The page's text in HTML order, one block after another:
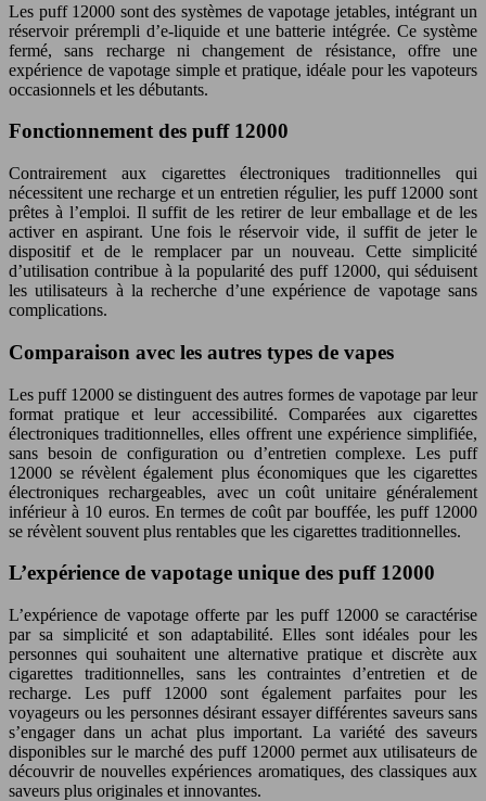
Les puff 12000 sont des systèmes de vapotage jetables, intégrant un
réservoir prérempli d’e-liquide et une batterie intégrée. Ce système
fermé, sans recharge ni changement de résistance, offre une
expérience de vapotage simple et pratique, idéale pour les vapoteurs
occasionnels et les débutants.
Fonctionnement des puff 12000
Contrairement aux cigarettes électroniques traditionnelles qui
nécessitent une recharge et un entretien régulier, les puff 12000 sont
prêtes à l’emploi. Il suffit de les retirer de leur emballage et de les
activer en aspirant. Une fois le réservoir vide, il suffit de jeter le
dispositif et de le remplacer par un nouveau. Cette simplicité
d’utilisation contribue à la popularité des puff 12000, qui séduisent
les utilisateurs à la recherche d’une expérience de vapotage sans
complications.
Comparaison avec les autres types de vapes
Les puff 12000 se distinguent des autres formes de vapotage par leur
format pratique et leur accessibilité. Comparées aux cigarettes
électroniques traditionnelles, elles offrent une expérience simplifiée,
sans besoin de configuration ou d’entretien complexe. Les puff
12000 se révèlent également plus économiques que les cigarettes
électroniques rechargeables, avec un coût unitaire généralement
inférieur à 10 euros. En termes de coût par bouffée, les puff 12000
se révèlent souvent plus rentables que les cigarettes traditionnelles.
L’expérience de vapotage unique des puff 12000
L’expérience de vapotage offerte par les puff 12000 se caractérise
par sa simplicité et son adaptabilité. Elles sont idéales pour les
personnes qui souhaitent une alternative pratique et discrète aux
cigarettes traditionnelles, sans les contraintes d’entretien et de
recharge. Les puff 12000 sont également parfaites pour les
voyageurs ou les personnes désirant essayer différentes saveurs sans
s’engager dans un achat plus important. La variété des saveurs
disponibles sur le marché des puff 12000 permet aux utilisateurs de
découvrir de nouvelles expériences aromatiques, des classiques aux
saveurs plus originales et innovantes.